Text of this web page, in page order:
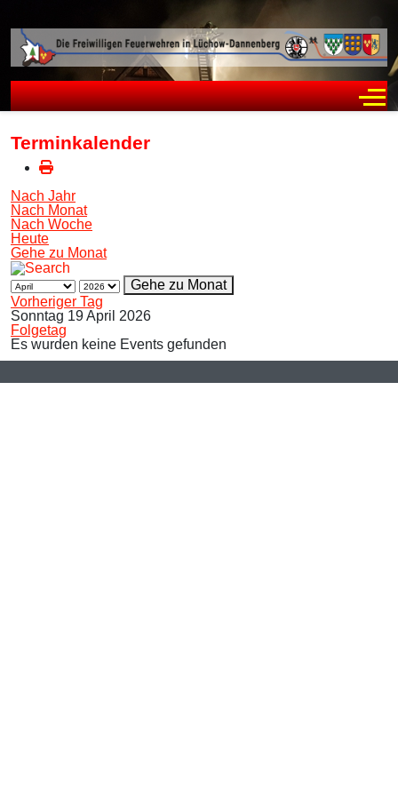
Terminkalender
Nach Jahr
Nach Monat
Nach Woche
Heute
Gehe zu Monat
Gehe zu Monat
Vorheriger Tag
Sonntag 19 April 2026
Folgetag
Es wurden keine Events gefunden